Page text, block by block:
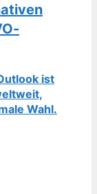
ist
Wahl.